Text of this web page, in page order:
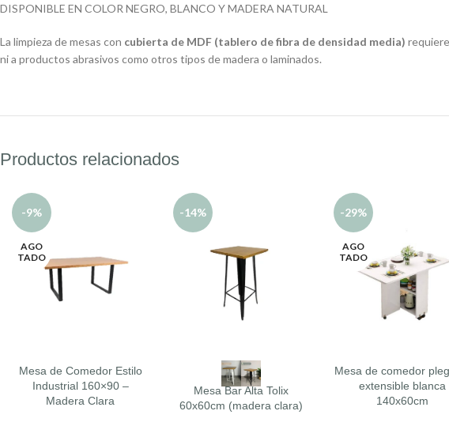
DISPONIBLE EN COLOR NEGRO, BLANCO Y MADERA NATURAL
La limpieza de mesas con cubierta de MDF (tablero de fibra de densidad media)
ni a productos abrasivos como otros tipos de madera o laminados.
Productos relacionados
-9%
AGO
TADO
LEER MÁS
Mesa de Comedor Estilo
Industrial 160×90 –
Madera Clara
-14%
SELECCIONAR OPCIONES
Mesa Bar Alta Tolix
60x60cm (madera clara)
-29%
AGO
TADO
LEER MÁS
Mesa de comedor
extensible blanca
140x60cm